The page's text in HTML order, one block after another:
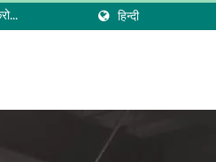
हिन्दी